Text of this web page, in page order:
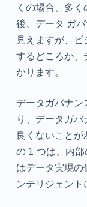
くの場合、多
後、データ ガ
見えますが、
するどころか、
かります。
データガバナ
り、データガ
良くないこと
の 1 つは、内部
はデータ実現の
ンテリジェント